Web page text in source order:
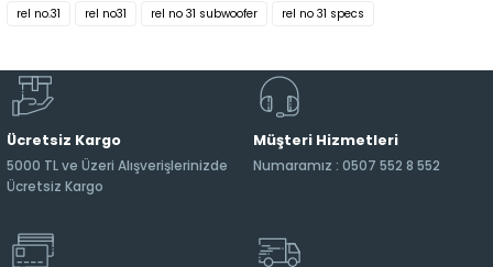
rel no.31
rel no31 rel no 31 subwoofer rel no 31 specs
Ücretsiz Kargo
5000 TL ve Üzeri Alışverişlerinizde
Ücretsiz Kargo
Müşteri Hizmetleri
Numaramız : 0507 552 8 552